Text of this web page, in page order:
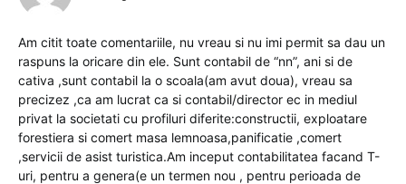
Am citit toate comentariile, nu vreau si nu imi permit sa dau un
raspuns la oricare din ele. Sunt contabil de “nn”, ani si de
cativa ,sunt contabil la o scoala(am avut doua), vreau sa
precizez ,ca am lucrat ca si contabil/director ec in mediul
privat la societati cu profiluri diferite:constructii, exploatare
forestiera si comert masa lemnoasa,panificatie ,comert
,servicii de asist turistica.Am inceput contabilitatea facand T-
uri, pentru a genera(e un termen nou , pentru perioada de